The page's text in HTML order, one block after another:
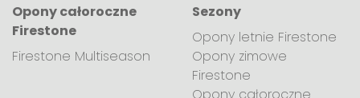
Opony całoroczne
Firestone
Firestone Multiseason
Sezony
Opony letnie Firestone
Opony zimowe
Firestone